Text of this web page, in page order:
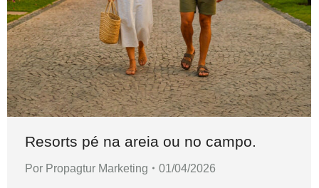
Resorts pé na areia ou no campo.
Por Propagtur Marketing 01/04/2026